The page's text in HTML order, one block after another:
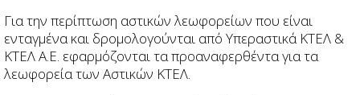
Για την περίπτωση αστικών λεωφορείων που είναι
ενταγμένα και δρομολογούνται από Υπεραστικά ΚΤΕΛ &
ΚΤΕΛ Α.Ε. εφαρμόζονται τα προαναφερθέντα για τα
λεωφορεία των Αστικών ΚΤΕΛ.